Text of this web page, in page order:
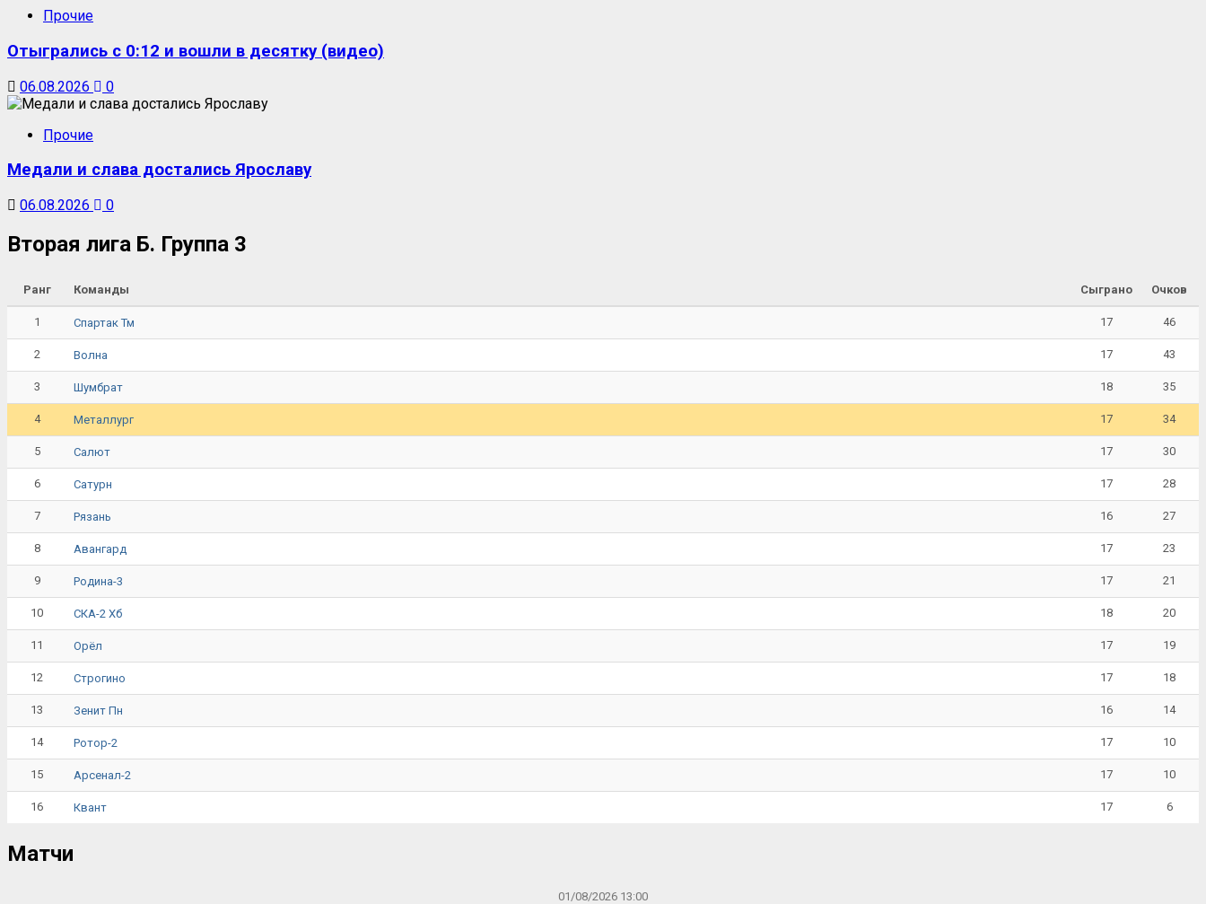
Прочие
Отыгрались с 0:12 и вошли в десятку (видео)
06.08.2026 0
Прочие
Медали и слава достались Ярославу
06.08.2026 0
Вторая лига Б. Группа 3
Ранг Команды Сыграно Очков
1 Спартак Тм 17 46
2 Волна 17 43
3 Шумбрат 18 35
4 Металлург 17 34
5 Салют 17 30
6 Сатурн 17 28
7 Рязань 16 27
8 Авангард 17 23
9 Родина-3 17 21
10 СКА-2 Хб 18 20
11 Орёл 17 19
12 Строгино 17 18
13 Зенит Пн 16 14
14 Ротор-2 17 10
15 Арсенал-2 17 10
16 Квант 17 6
Матчи
01/08/2026 13:00